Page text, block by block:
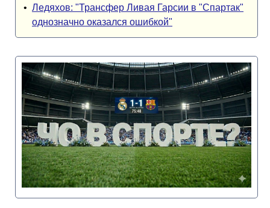
• Ледяхов: "Трансфер Ливая Гарсии в "Спартак"
однозначно оказался ошибкой"